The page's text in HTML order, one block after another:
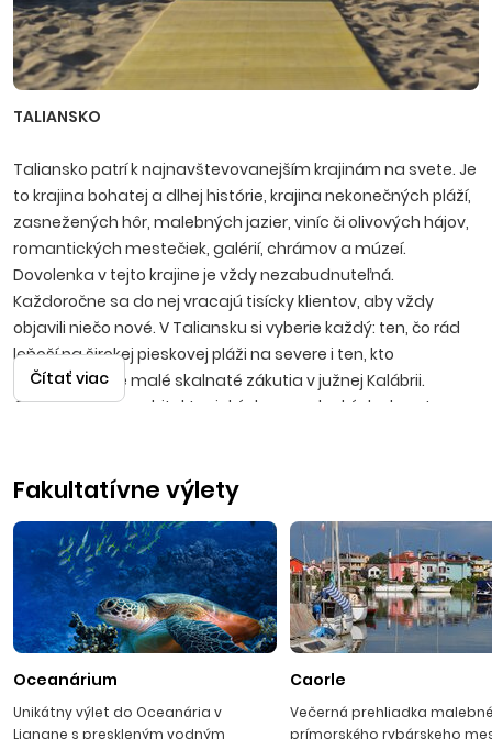
TALIANSKO
Taliansko patrí k najnavštevovanejším krajinám na svete. Je
to krajina bohatej a dlhej histórie, krajina nekonečných pláží,
zasnežených hôr, malebných jazier, viníc či olivových hájov,
romantických mestečiek, galérií, chrámov a múzeí.
Dovolenka v tejto krajine je vždy nezabudnuteľná.
Každoročne sa do nej vracajú tisícky klientov, aby vždy
objavili niečo nové. V Taliansku si vyberie každý: ten, čo rád
leňoší na širokej pieskovej pláži na severe i ten, kto
uprednostňuje malé skalnaté zákutia v južnej Kalábrii.
Obdivovatelia architektonických a umeleckých skvostov
výletov. Všetky zážitky umocní vynikajúca kuchyňa a
SEVERNÝ JADRAN
Iba 600 km od hraníc Slovenska sa nachádzajú najbližšie
piesočnaté pláže severného Jadranu. Táto časť talianskeho
pobrežia, nachádzajúca sa v regiónoch Friuli Venezia Giulia
piesočnatými plážami s mierne klesajúcim dnom, čo
Čítať viac
Fakultatívne výlety
Oceanárium
Unikátny výlet do Oceanária v
Lignane s preskleným vodným
Caorle
Večerná prehliadka
prímorského rybárskeho